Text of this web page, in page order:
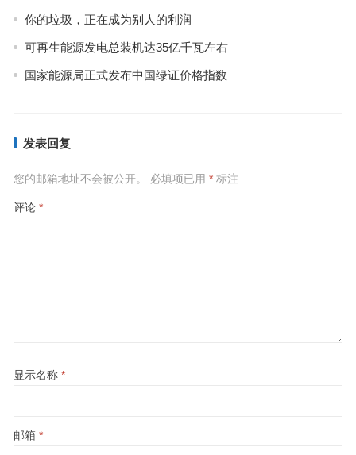
你的垃圾，正在成为别人的利润
可再生能源发电总装机达35亿千瓦左右
国家能源局正式发布中国绿证价格指数
发表回复
您的邮箱地址不会被公开。 必填项已用 *标注
评论 *
显示名称 *
邮箱 *